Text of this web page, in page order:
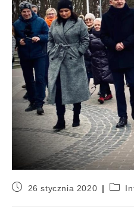
26 stycznia 2020